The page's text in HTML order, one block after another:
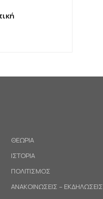
ΘΕΩΡΙΑ
ΙΣΤΟΡΙΑ
ΠΟΛΙΤΙΣΜΟΣ
ΑΝΑΚΟΙΝΩΣΕΙΣ – ΕΚΔΗΛΩΣΕΙΣ